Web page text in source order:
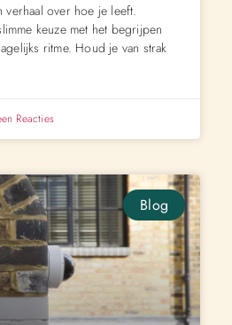
verhaal over hoe je leeft.
keuze met het begrijpen
ritme. Houd je van strak
Reacties
Blog